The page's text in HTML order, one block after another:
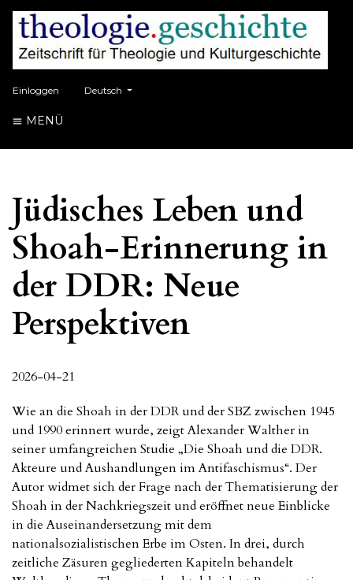
Einloggen ##plugins.themes.healthSciences.language.toggle##
Deutsch
MENÜ
Jüdisches Leben und
Shoah-Erinnerung in
der DDR: Neue
Perspektiven
2026-04-21
Wie an die Shoah in der DDR und der SBZ zwischen 1945
und 1990 erinnert wurde, zeigt Alexander Walther in
seiner umfangreichen Studie „Die Shoah und die DDR.
Akteure und Aushandlungen im Antifaschismus“. Der
Autor widmet sich der Frage nach der Thematisierung der
Shoah in der Nachkriegszeit und eröffnet neue Einblicke
in die Auseinandersetzung mit dem
nationalsozialistischen Erbe im Osten. In drei, durch
zeitliche Zäsuren gegliederten Kapiteln behandelt